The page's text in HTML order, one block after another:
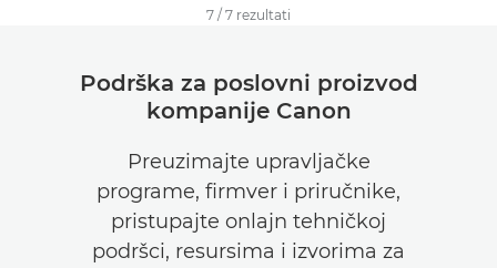
7 / 7 rezultati
Podrška za poslovni proizvod
kompanije Canon
Preuzimajte upravljačke
programe, firmver i priručnike,
pristupajte onlajn tehničkoj
podršci, resursima i izvorima za